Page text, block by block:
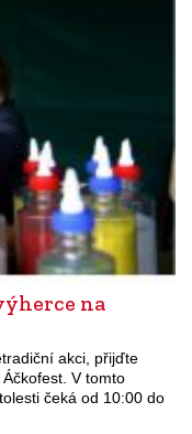
na
akci, přijďte
V tomto
čeká od 10:00 do